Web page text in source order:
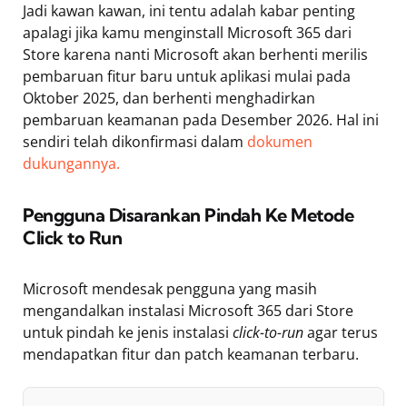
Jadi kawan kawan, ini tentu adalah kabar penting
apalagi jika kamu menginstall Microsoft 365 dari
Store karena nanti Microsoft akan berhenti merilis
pembaruan fitur baru untuk aplikasi mulai pada
Oktober 2025, dan berhenti menghadirkan
pembaruan keamanan pada Desember 2026. Hal ini
sendiri telah dikonfirmasi dalam dokumen
dukungannya.
Pengguna Disarankan Pindah Ke Metode
Click to Run
Microsoft mendesak pengguna yang masih
mengandalkan instalasi Microsoft 365 dari Store
untuk pindah ke jenis instalasi click-to-runagar terus
mendapatkan fitur dan patch keamanan terbaru.